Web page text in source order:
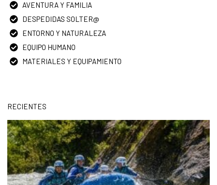
AVENTURA Y FAMILIA
DESPEDIDAS SOLTER@
ENTORNO Y NATURALEZA
EQUIPO HUMANO
MATERIALES Y EQUIPAMIENTO
RECIENTES